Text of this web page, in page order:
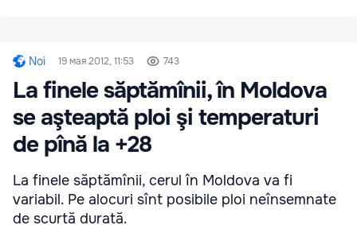
Noi 19 мая 2012, 11:53 743
La finele săptămînii, în Moldova
se aşteaptă ploi şi temperaturi
de pînă la +28
La finele săptămînii, cerul în Moldova va fi
variabil. Pe alocuri sînt posibile ploi neînsemnate
de scurtă durată.